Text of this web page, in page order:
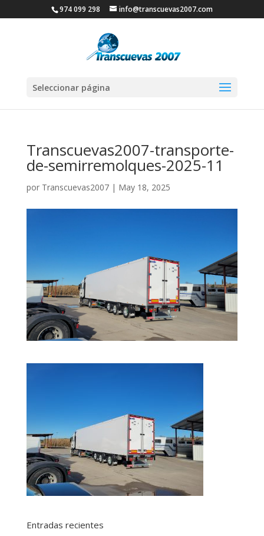
974 099 298 info@transcuevas2007.com
Seleccionar página
Transcuevas2007-transporte-
de-semirremolques-2025-11
por Transcuevas2007| May 18, 2025
Entradas recientes